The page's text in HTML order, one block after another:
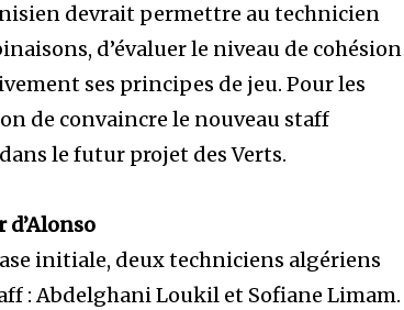
devrait permettre au technicien
d’évaluer le niveau de cohésion
ses principes de jeu. Pour les
de convaincre le nouveau staff
le futur projet des Verts.
initiale, deux techniciens algériens
: Abdelghani Loukil et Sofiane Limam.